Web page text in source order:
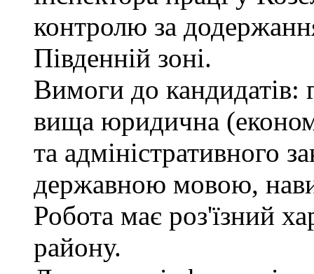
контролю за
Південній зоні.
Вимоги до кандидатів:
вища юридична
та адміністративного
державною мовою,
Робота має роз'їзний
району.